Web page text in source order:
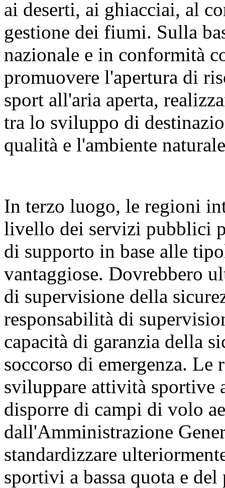
ai deserti, ai ghiacciai, al
gestione dei fiumi. Sulla
nazionale e in conformità
promuovere l'apertura di
sport all'aria aperta,
tra lo sviluppo di
qualità e l'ambiente
In terzo luogo, le regioni
livello dei servizi pubblici
di supporto in base alle
vantaggiose. Dovrebbero
di supervisione della
responsabilità di
capacità di garanzia della
soccorso di emergenza.
sviluppare attività sportive
disporre di campi di volo
dall'Amministrazione
standardizzare
sportivi a bassa quota e